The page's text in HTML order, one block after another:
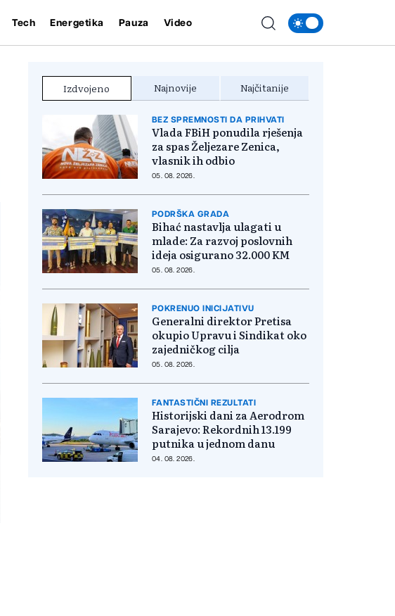
Tech Energetika Pauza Video
Izdvojeno Najnovije Najčitanije
BEZ SPREMNOSTI DA PRIHVATI
Vlada FBiH ponudila rješenja
za spas Željezare Zenica,
vlasnik ih odbio
05. 08. 2026.
PODRŠKA GRADA
Bihać nastavlja ulagati u
mlade: Za razvoj poslovnih
ideja osigurano 32.000 KM
05. 08. 2026.
POKRENUO INICIJATIVU
Generalni direktor Pretisa
okupio Upravu i Sindikat oko
zajedničkog cilja
05. 08. 2026.
FANTASTIČNI REZULTATI
Historijski dani za Aerodrom
Sarajevo: Rekordnih 13.199
putnika u jednom danu
04. 08. 2026.